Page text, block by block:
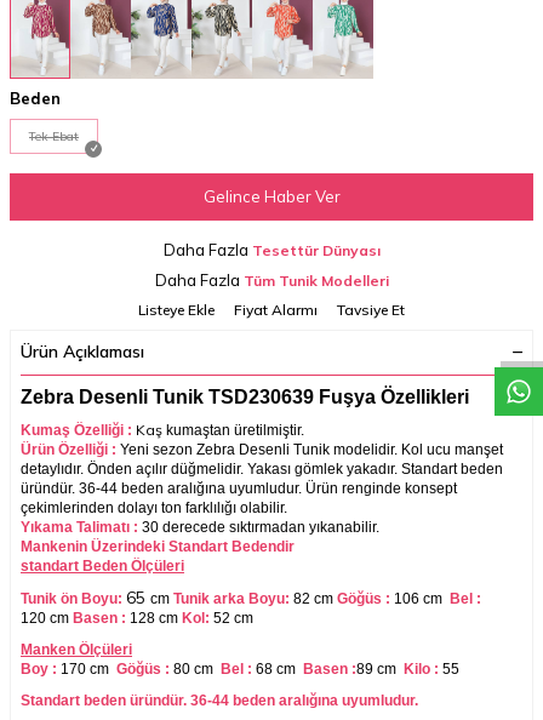
Beden
Tek Ebat
Gelince Haber Ver
Daha Fazla Tesettür Dünyası
Daha Fazla Tüm Tunik Modelleri
Listeye Ekle
Fiyat Alarmı Tavsiye Et
Ürün Açıklaması
Zebra Desenli Tunik TSD230639 Fuşya Özellikleri
Kumaş Özelliği : Kaş kumaştan üretilmiştir.
Ürün Özelliği : Yeni sezon Zebra Desenli Tunik modelidir. Kol ucu manşet
detaylıdır. Önden açılır düğmelidir. Yakası gömlek yakadır. Standart beden
üründür. 36-44 beden aralığına uyumludur. Ürün renginde konsept
çekimlerinden dolayı ton farklılığı olabilir.
Yıkama Talimatı : 30 derecede sıktırmadan yıkanabilir.
Mankenin Üzerindeki Standart Bedendir
standart Beden Ölçüleri
Tunik ön Boyu: 65 cm Tunik arka Boyu: 82 cm Göğüs : 106 cm Bel :
120 cm Basen : 128 cm Kol: 52 cm
Manken Ölçüleri
Boy : 170 cm Göğüs : 80 cm Bel : 68 cm Basen :89 cm Kilo : 55
Standart beden üründür. 36-44 beden aralığına uyumludur.